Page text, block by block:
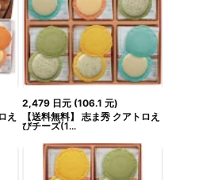
え
2,479 日元 (106.1 元)
【送料無料】 志ま秀 クアトロえ
びチーズ(1...